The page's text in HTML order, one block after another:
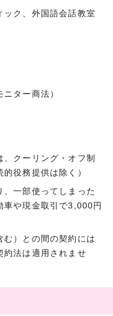
ック、外国語会話教室
ター商法）
クーリング・オフ制
役務提供は除く）
、一部使ってしまった
車や現金取引で3,000円
む）との間の契約には
約法は適用されませ